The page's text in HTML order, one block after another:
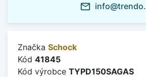
mail_outline
Značka Schock
Kód 41845
Kód výrobce TYPD150SAGAS